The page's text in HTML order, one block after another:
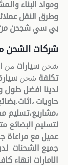
ومواد البناء
وطرق النقل
بي سي شجحن
شركات الشحن
شحن سيارات من
تكلفة شحن
لدينا افضل
حاويات
،مشاريع،تسليم
لتسليم
عميل مع مراعاة
جميع الشحنات
الامارات انهاء